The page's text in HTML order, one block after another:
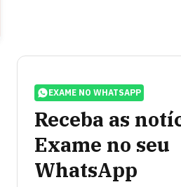
EXAME NO WHATSAPP
Receba as
Exame no seu
WhatsApp